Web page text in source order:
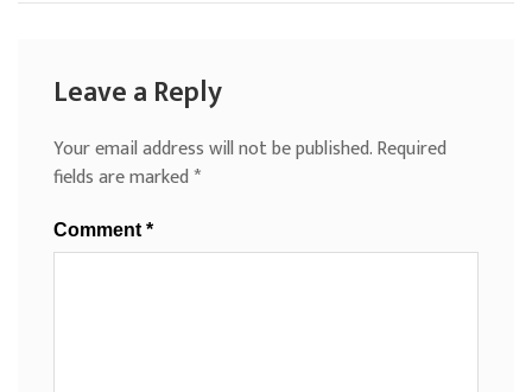
Leave a Reply
Your email address will not be published.Required
fields are marked*
Comment *